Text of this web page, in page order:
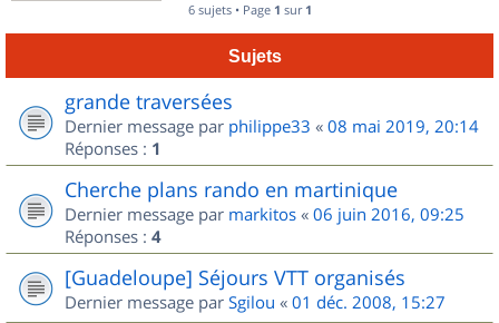
6 sujets • Page 1 sur 1
Sujets
grande traversées
Dernier message par philippe33 « 08 mai 2019, 20:14
Réponses : 1
Cherche plans rando en martinique
Dernier message par markitos « 06 juin 2016, 09:25
Réponses : 4
[Guadeloupe] Séjours VTT organisés
Dernier message par Sgilou « 01 déc. 2008, 15:27